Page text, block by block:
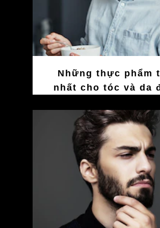
Những thực phẩm
nhất cho tóc và da